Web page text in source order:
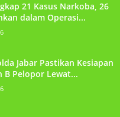
21 Kasus Narkoba, 26
dalam Operasi...
Jabar Pastikan Kesiapan
B Pelopor Lewat...